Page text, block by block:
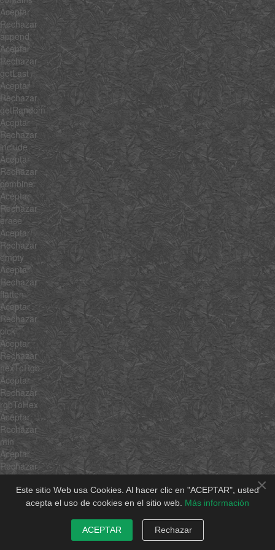
×
Este sitio Web usa Cookies. Al hacer clic en "ACEPTAR", usted
acepta el uso de cookies en el sitio web. Más información
ACEPTAR Rechazar
Aceptar
Rechazar
append
Aceptar
Rechazar
getLast
Aceptar
Rechazar
getRandom
Aceptar
Rechazar
include
Aceptar
Rechazar
combine
Aceptar
Rechazar
erase
Aceptar
Rechazar
empty
Aceptar
Rechazar
flatten
Aceptar
Rechazar
pick
Aceptar
Rechazar
hexToRgb
Aceptar
Rechazar
rgbToHex
Aceptar
Rechazar
min
Aceptar
Rechazar
max
Aceptar
Rechazar